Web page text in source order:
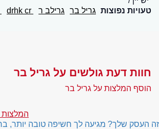
טעויות נפוצות גריל בר גרילב ר
חוות דעת גולשים על גריל בר
הוסף המלצות על גריל בר
המלצות
זה העסק שלך? מגיעה לך חשיפה טובה יותר,